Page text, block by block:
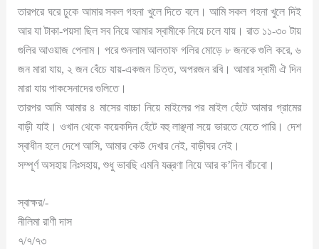
তারপরে ঘরে ঢুকে আমার সকল গহনা খুলে দিতে বলে। আমি সকল গহনা খুলে দিই
আর যা টাকা-পয়সা ছিল সব নিয়ে আমার স্বামীকে নিয়ে চলে যায়। রাত ১১-৩০ টায়
গুলির আওয়াজ পেলাম। পরে শুনলাম আলতাফ গলির মোড়ে ৮ জনকে গুলি করে, ৬
জন মারা যায়, ২ জন বেঁচে যায়-একজন চিত্ত, অপরজন রবি। আমার স্বামী ঐ দিন
মারা যায় পাকসেনাদের গুলিতে।
তারপর আমি আমার ৪ মাসের বাচ্চা নিয়ে মাইলের পর মাইল হেঁটে আমার গ্রামের
বাড়ী যাই। ওখান থেকে কয়েকদিন হেঁটে বহু লাঞ্ছনা সয়ে ভারতে যেতে পারি। দেশ
স্বাধীন হলে দেশে আসি, আমার কেউ দেখার নেই, বাড়ীঘর নেই।
সম্পূর্ণ অসহায় নিঃসহায়, শুধু ভাবছি এমনি যন্ত্রণা নিয়ে আর ক’দিন বাঁচবো।
স্বাক্ষর/-
নীলিমা রাণী দাস
৭/৭/৭৩